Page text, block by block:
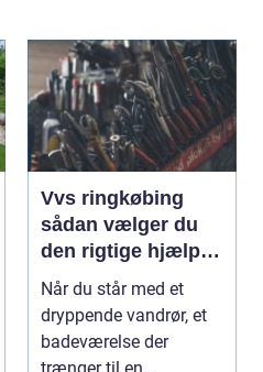
Vvs ringkøbing
sådan vælger du
den rigtige hjælp til
vand, varme og
ventilation
Når du står med et
dryppende vandrør, et
badeværelse der